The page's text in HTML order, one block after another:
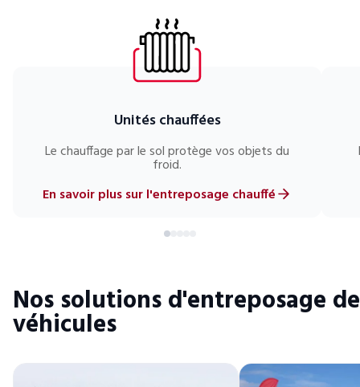
Unités chauffées
Le chauffage par le sol protège vos objets du
froid.
En savoir plus sur l'entreposage chauffé
Nos solutions d'entreposage de
véhicules